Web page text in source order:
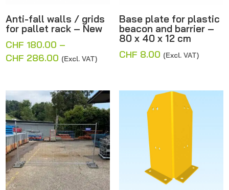
Anti-fall walls / grids
for pallet rack – New
CHF 180.00 –
CHF 286.00 Price
through
CHF 286.00
(Excl. VAT)
Base plate for plastic
beacon and barrier –
80 x 40 x 12 cm
CHF 8.00 (Excl. VAT)